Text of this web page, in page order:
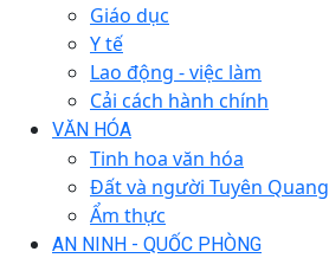
Giáo dục
Y tế
Lao động - việc làm
Cải cách hành chính
VĂN HÓA
Tinh hoa văn hóa
Đất và người Tuyên Quang
Ẩm thực
AN NINH - QUỐC PHÒNG